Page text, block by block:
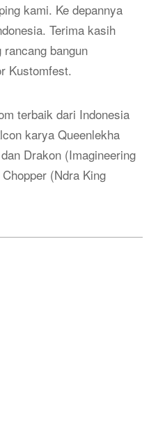
kami. Ke depannya
Terima kasih
bangun
Kustomfest.
terbaik dari Indonesia
karya Queenlekha
Drakon (Imagineering
(Ndra King